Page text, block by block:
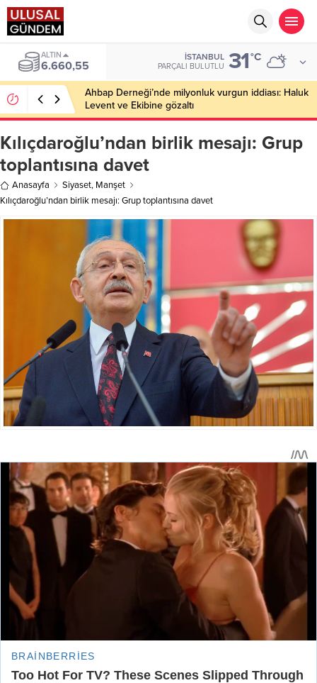
ALTIN
6.660,55
İSTANBUL
PARÇALI BULUTLU 31°C
Ahbap Derneği’nde milyonluk vurgun iddiası: Haluk
Levent ve Ekibine gözaltı
Kılıçdaroğlu’ndan birlik mesajı: Grup
toplantısına davet
Anasayfa Siyaset, Manşet
Kılıçdaroğlu’ndan birlik mesajı: Grup toplantısına davet